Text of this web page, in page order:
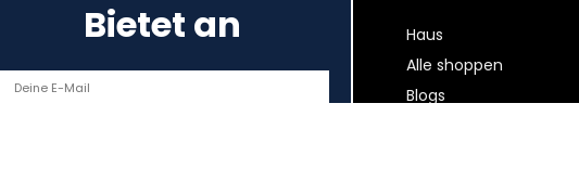
Bietet an
Haus
Alle shoppen
Blogs